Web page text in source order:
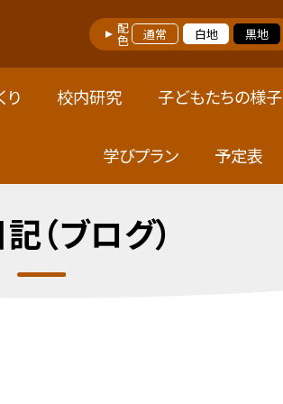
配色 通常 白地 黒地
り 校内研究 子どもたちの様子
学びプラン 予定表
（ブログ）